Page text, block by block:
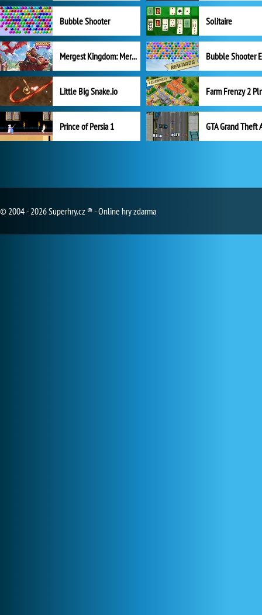
Bubble Shooter Solitaire
Mergest Kingdom: Merge Puzzle
Little Big Snake.io
Prince of Persia 1 GTA Grand Theft
© 2004 - 2026 Superhry.cz ® - Online hry zdarma